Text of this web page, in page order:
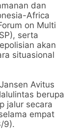
dan
Africa
on Multi
serta
akan
situasional
Avitus
berupa
jalur secara
empat
9).